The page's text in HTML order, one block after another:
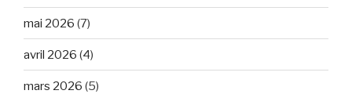
mai 2026 (7)
avril 2026 (4)
mars 2026 (5)